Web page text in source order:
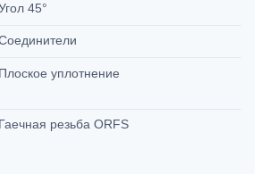
45°
Плоское уплотнение
Гаечная резьба ORFS